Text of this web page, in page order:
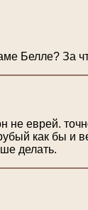
Белле? За
еврей.
как бы и
делать.